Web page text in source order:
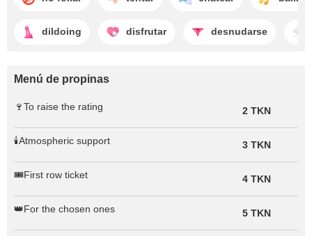
dildoing disfrutar desnudarse
Menú de propinas
🍷To raise the rating 2 TKN
🕯️Atmospheric support 3 TKN
🎟️First row ticket 4 TKN
👑For the chosen ones 5 TKN